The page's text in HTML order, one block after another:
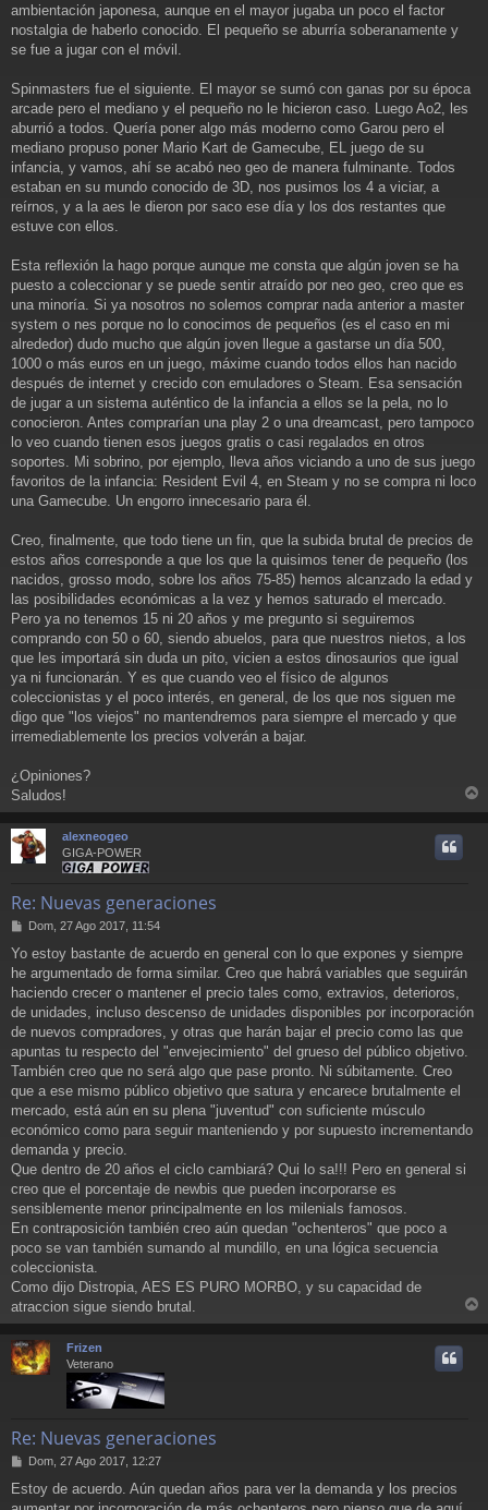
ambientación japonesa, aunque en el mayor jugaba un poco el factor
nostalgia de haberlo conocido. El pequeño se aburría soberanamente y
se fue a jugar con el móvil.
Spinmasters fue el siguiente. El mayor se sumó con ganas por su época
arcade pero el mediano y el pequeño no le hicieron caso. Luego Ao2, les
aburrió a todos. Quería poner algo más moderno como Garou pero el
mediano propuso poner Mario Kart de Gamecube, EL juego de su
infancia, y vamos, ahí se acabó neo geo de manera fulminante. Todos
estaban en su mundo conocido de 3D, nos pusimos los 4 a viciar, a
reírnos, y a la aes le dieron por saco ese día y los dos restantes que
estuve con ellos.
Esta reflexión la hago porque aunque me consta que algún joven se ha
puesto a coleccionar y se puede sentir atraído por neo geo, creo que es
una minoría. Si ya nosotros no solemos comprar nada anterior a master
system o nes porque no lo conocimos de pequeños (es el caso en mi
alrededor) dudo mucho que algún joven llegue a gastarse un día 500,
1000 o más euros en un juego, máxime cuando todos ellos han nacido
después de internet y crecido con emuladores o Steam. Esa sensación
de jugar a un sistema auténtico de la infancia a ellos se la pela, no lo
conocieron. Antes comprarían una play 2 o una dreamcast, pero tampoco
lo veo cuando tienen esos juegos gratis o casi regalados en otros
soportes. Mi sobrino, por ejemplo, lleva años viciando a uno de sus juego
favoritos de la infancia: Resident Evil 4, en Steam y no se compra ni loco
una Gamecube. Un engorro innecesario para él.
Creo, finalmente, que todo tiene un fin, que la subida brutal de precios de
estos años corresponde a que los que la quisimos tener de pequeño (los
nacidos, grosso modo, sobre los años 75-85) hemos alcanzado la edad y
las posibilidades económicas a la vez y hemos saturado el mercado.
Pero ya no tenemos 15 ni 20 años y me pregunto si seguiremos
comprando con 50 o 60, siendo abuelos, para que nuestros nietos, a los
que les importará sin duda un pito, vicien a estos dinosaurios que igual
ya ni funcionarán. Y es que cuando veo el físico de algunos
coleccionistas y el poco interés, en general, de los que nos siguen me
digo que "los viejos" no mantendremos para siempre el mercado y que
irremediablemente los precios volverán a bajar.
¿Opiniones?
Saludos!
r
alexneogeo
GIGA-POWER
Re: Nuevas generaciones
M
n
s
a
Dom, 27 Ago 2017, 11:54
Yo estoy bastante de acuerdo en general con lo que expones y siempre
he argumentado de forma similar. Creo que habrá variables que seguirán
haciendo crecer o mantener el precio tales como, extravios, deterioros,
de unidades, incluso descenso de unidades disponibles por incorporación
de nuevos compradores, y otras que harán bajar el precio como las que
apuntas tu respecto del "envejecimiento" del grueso del público objetivo.
También creo que no será algo que pase pronto. Ni súbitamente. Creo
que a ese mismo público objetivo que satura y encarece brutalmente el
mercado, está aún en su plena "juventud" con suficiente músculo
económico como para seguir manteniendo y por supuesto incrementando
demanda y precio.
Que dentro de 20 años el ciclo cambiará? Qui lo sa!!! Pero en general si
creo que el porcentaje de newbis que pueden incorporarse es
sensiblemente menor principalmente en los milenials famosos.
En contraposición también creo aún quedan "ochenteros" que poco a
poco se van también sumando al mundillo, en una lógica secuencia
coleccionista.
Como dijo Distropia, AES ES PURO MORBO, y su capacidad de
atraccion sigue siendo brutal.
r
Frizen
Veterano
Re: Nuevas generaciones
M
n
Dom, 27 Ago 2017, 12:27
Estoy de acuerdo. Aún quedan años para ver la demanda y los precios